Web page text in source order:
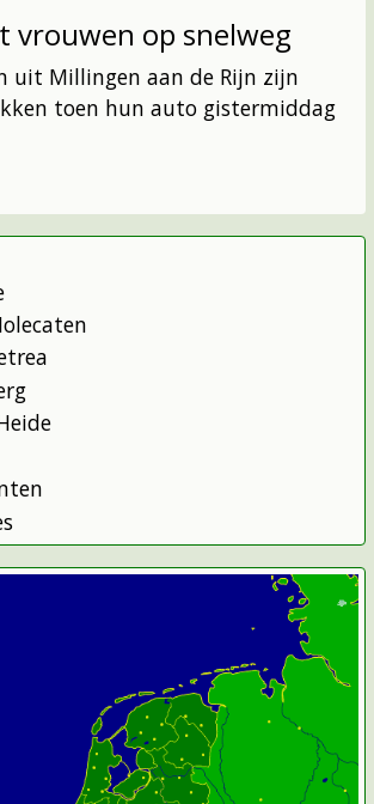
vrouwen op snelweg
uit Millingen aan de Rijn zijn
toen hun auto gistermiddag